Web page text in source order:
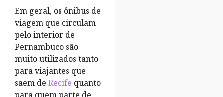
Em geral, os ônibus de
viagem que circulam
pelo interior de
Pernambuco são
muito utilizados tanto
para viajantes que
saem de Recife quanto
para quem parte de